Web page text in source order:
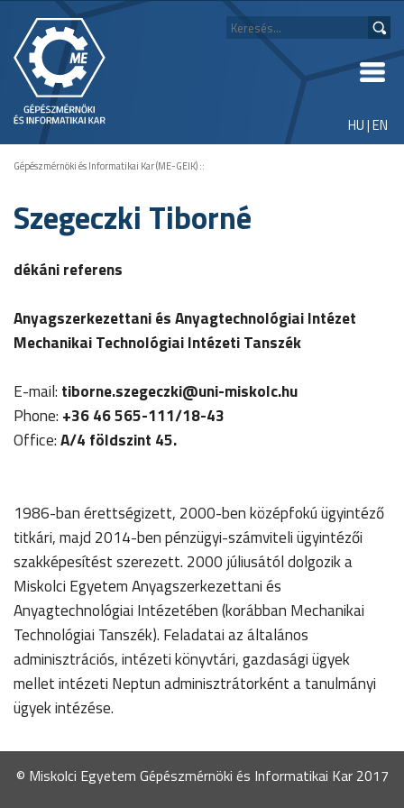
HU|EN
Gépészmérnöki és Informatikai Kar (ME-GEIK)::
Szegeczki Tiborné
dékáni referens
Anyagszerkezettani és Anyagtechnológiai Intézet
Mechanikai Technológiai Intézeti Tanszék
E-mail: tiborne.szegeczki@uni-miskolc.hu
Phone: +36 46 565-111/18-43
Office:A/4 földszint 45.
1986-ban érettségizett, 2000-ben középfokú ügyintéző
titkári, majd 2014-ben pénzügyi-számviteli ügyintézői
szakképesítést szerezett. 2000 júliusától dolgozik a
Miskolci Egyetem Anyagszerkezettani és
Anyagtechnológiai Intézetében (korábban Mechanikai
Technológiai Tanszék). Feladatai az általános
adminisztrációs, intézeti könyvtári, gazdasági ügyek
mellet intézeti Neptun adminisztrátorként a tanulmányi
ügyek intézése.
© Miskolci Egyetem Gépészmérnöki és Informatikai Kar 2017